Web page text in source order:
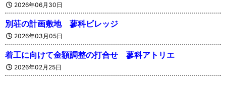
2026年06月30日
別荘の計画敷地 蓼科ビレッジ
2026年03月05日
着工に向けて金額調整の打合せ 蓼科アトリエ
2026年02月25日